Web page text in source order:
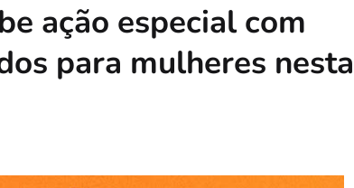
ação especial com
para mulheres nesta